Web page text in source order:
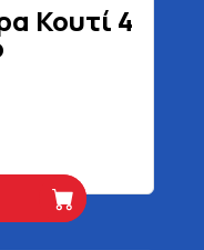
Κουτί 4